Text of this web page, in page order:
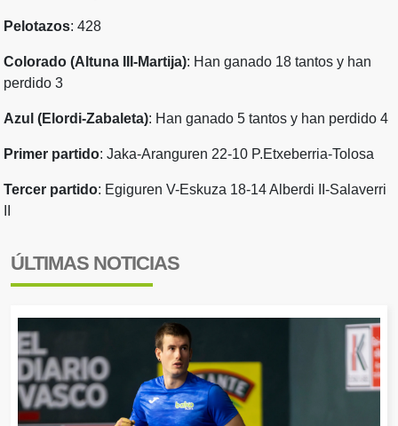
Pelotazos: 428
Colorado (Altuna III-Martija): Han ganado 18 tantos y han
perdido 3
Azul (Elordi-Zabaleta): Han ganado 5 tantos y han perdido 4
Primer partido: Jaka-Aranguren 22-10 P.Etxeberria-Tolosa
Tercer partido: Egiguren V-Eskuza 18-14 Alberdi II-Salaverri
ÚLTIMAS NOTICIAS